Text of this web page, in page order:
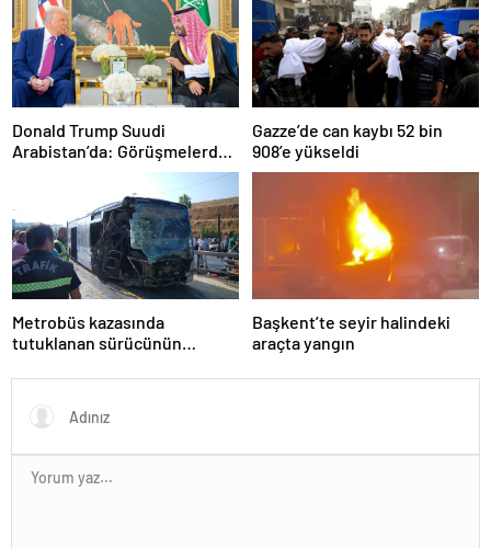
Donald Trump Suudi
Arabistan’da: Görüşmelerde
Gazze’de can kaybı 52 bin
908’e yükseldi
Metrobüs kazasında
tutuklanan sürücünün
Başkent’te seyir halindeki
araçta yangın